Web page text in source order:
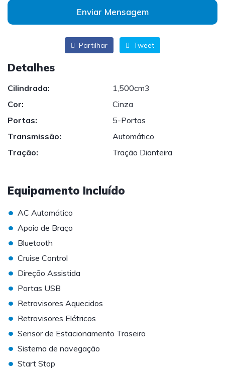
Enviar Mensagem
Partilhar Tweet
Detalhes
Cilindrada:
1,500cm3
Cor:
Cinza
Portas:
5-Portas
Transmissão:
Automático
Tração:
Tração Dianteira
Equipamento Incluído
• AC Automático
• Apoio de Braço
• Bluetooth
• Cruise Control
• Direção Assistida
• Portas USB
• Retrovisores Aquecidos
• Retrovisores Elétricos
• Sensor de Estacionamento Traseiro
• Sistema de navegação
• Start Stop